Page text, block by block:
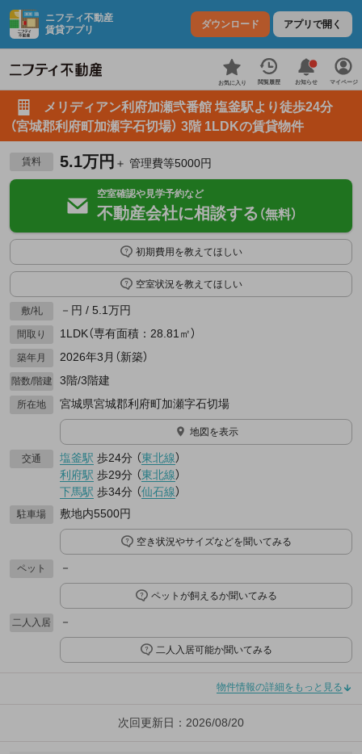
ニフティ不動産
賃貸アプリ
ダウンロード アプリで開く
お気に入り 閲覧履歴 お知らせ マイページ
メリディアン利府加瀬弐番館 塩釜駅より徒歩24分
（宮城郡利府町加瀬字石切場） 3階 1LDKの賃貸物件
賃料 5.1万円 ＋ 管理費等5000円
空室確認や見学予約など
不動産会社に相談する （無料）
初期費用を教えてほしい
空室状況を教えてほしい
敷/礼 －円 / 5.1万円
間取り 1LDK（専有面積：28.81㎡）
築年月 2026年3月（新築）
階数/階建 3階/3階建
所在地 宮城県宮城郡利府町加瀬字石切場
地図を表示
交通 塩釜駅 歩24分 （東北線）
利府駅 歩29分 （東北線）
下馬駅 歩34分 （仙石線）
駐車場 敷地内5500円
空き状況やサイズなどを聞いてみる
ペット －
ペットが飼えるか聞いてみる
二人入居 －
二人入居可能か聞いてみる
物件情報の詳細をもっと見る
次回更新日：2026/08/20